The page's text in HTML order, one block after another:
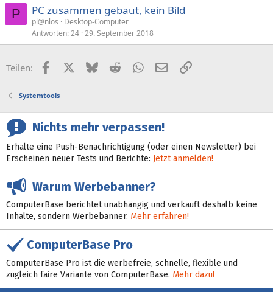
P PC zusammen gebaut, kein Bild
pl@nlos
Desktop-Computer
Antworten 24 29. September 2018
Teilen: FacebookX (Twitter)
BlueskyRedditWhatsApp
E-MailLink
Systemtools
Nichts mehr verpassen!
Erhalte eine Push-Benachrichtigung (oder einen Newsletter) bei
Erscheinen neuer Tests und Berichte: Jetzt anmelden!
Warum Werbebanner?
ComputerBase berichtet unabhängig und verkauft deshalb keine
Inhalte, sondern Werbebanner. Mehr erfahren!
ComputerBase Pro
ComputerBase Pro ist die werbefreie, schnelle, flexible und
zugleich faire Variante von ComputerBase. Mehr dazu!